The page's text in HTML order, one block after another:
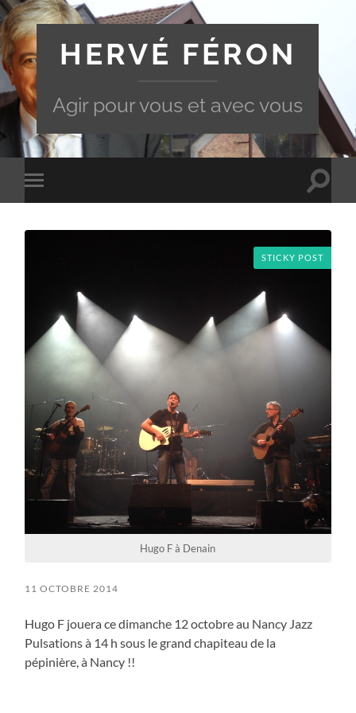
HERVÉ FÉRON
Agir pour vous et avec vous
Toggle
mobile
Toggle
STICKY POST
Hugo F à Denain
11 OCTOBRE 2014
Hugo F jouera ce dimanche 12 octobre au Nancy Jazz
Pulsations à 14 h sous le grand chapiteau de la
pépinière, à Nancy !!